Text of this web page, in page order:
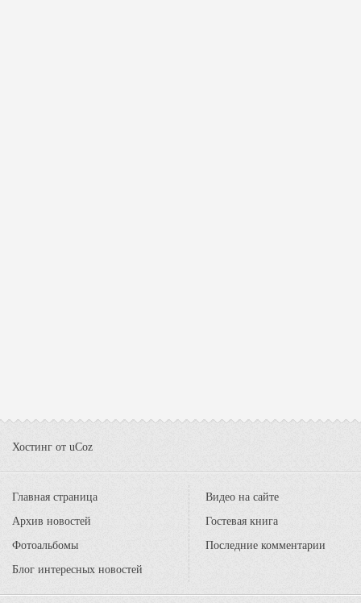
Хостинг от uCoz
Главная страница
Архив новостей
Фотоальбомы
Блог интересных новостей
Видео на сайте
Гостевая книга
Последние комментарии